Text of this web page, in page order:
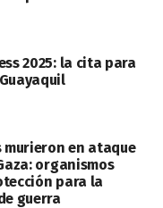
2025: la cita para
en ataque
organismos
para la
guerra